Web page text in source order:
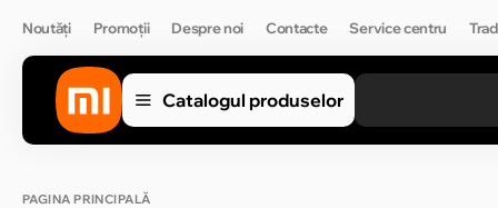
Noutăți Promoții Despre noi Contacte Service centru
Catalogul produselor
PAGINA PRINCIPALĂ